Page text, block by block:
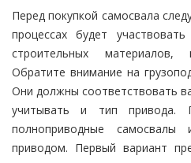
Перед покупкой самосвала
процессах будет
строительных материалов,
Обратите внимание на
Они должны соответствовать
учитывать и тип привода.
полноприводные
приводом. Первый вариант